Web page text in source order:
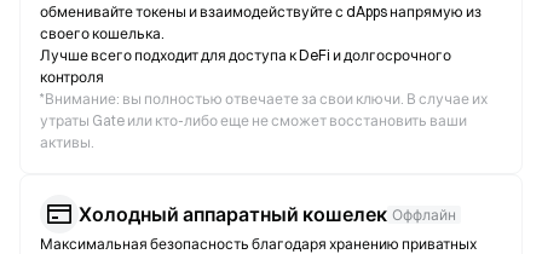
обменивайте токены и взаимодействуйте с dApps напрямую из
своего кошелька.
Лучше всего подходит для доступа к DeFi и долгосрочного
контроля
*Внимание: вы полностью отвечаете за свои ключи. В случае их
утраты Gate или кто-либо еще не сможет восстановить ваши
активы.
Холодный аппаратный кошелек Оффлайн
Максимальная безопасность благодаря хранению приватных